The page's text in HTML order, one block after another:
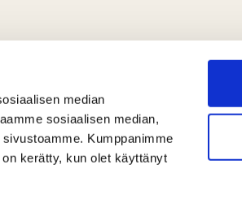
median
sosiaalisen median,
Kumppanimme
kerätty, kun olet käyttänyt